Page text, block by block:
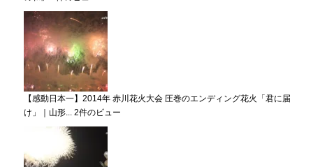
【感動日本一】2014年 赤川花火大会 圧巻のエンディング花火「君に届
け」｜山形... 2件のビュー